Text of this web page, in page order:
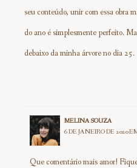
seu conteúdo, unir com essa obra
do ano é simplesmente perfeito.
debaixo da minha árvore no dia 25.
MELINA SOUZA
6 DE JANEIRO DE 2020
Que comentário mais amor!